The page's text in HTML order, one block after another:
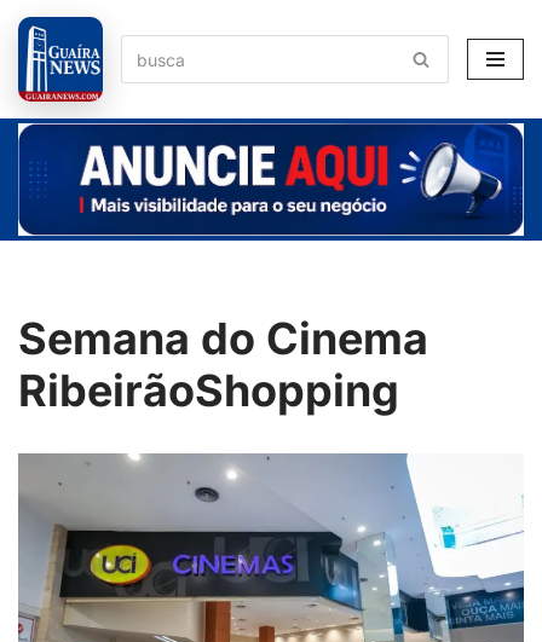
Pular
para
o
conteúdo
Semana do Cinema
RibeirãoShopping